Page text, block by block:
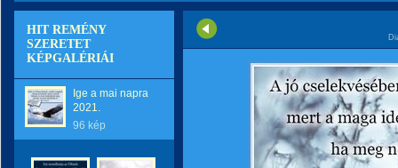
HIT REMÉNY
SZERETET
KÉPGALÉRIÁI
Ige a mai napra
2021.
96 kép